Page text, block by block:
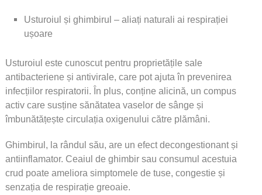
Usturoiul și ghimbirul – aliați naturali ai respirației
ușoare
Usturoiul este cunoscut pentru proprietățile sale
antibacteriene și antivirale, care pot ajuta în prevenirea
infecțiilor respiratorii. În plus, conține alicină, un compus
activ care susține sănătatea vaselor de sânge și
îmbunătățește circulația oxigenului către plămâni.
Ghimbirul, la rândul său, are un efect decongestionant și
antiinflamator. Ceaiul de ghimbir sau consumul acestuia
crud poate ameliora simptomele de tuse, congestie și
senzația de respirație greoaie.